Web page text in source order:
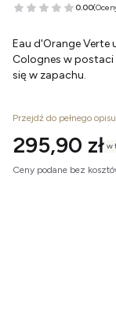
0.00
Eau d'Orange Verte
Colognes w postaci
się w zapachu.
Przejdź do pełnego opisu
Cena
295,90 zł w
w
Ceny podane bez